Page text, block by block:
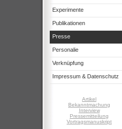
Experimente
Publikationen
Presse
Personalie
Verknüpfung
Impressum & Datenschutz
Artikel
Bekanntmachung
Interview
Pressemitteilung
Vortragsmanuskript